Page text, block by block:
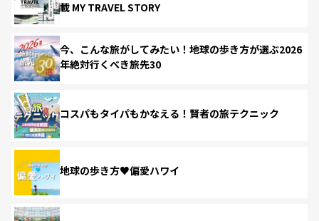
載 MY TRAVEL STORY
今、こんな旅がしてみたい！地球の歩き方が選ぶ2026
年絶対行くべき旅先30
コスパもタイパもかなえる！賢者の旅テクニック
地球の歩き方♥偏愛ハワイ